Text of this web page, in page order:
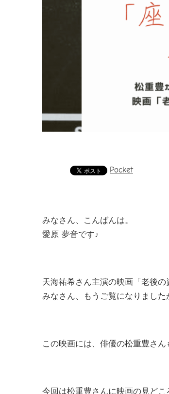
Pocket
みなさん、こんばんは。
愛原 夢音です♪
天海祐希さん主演の映画「老後
みなさん、もうご覧になりました
この映画には、俳優の松重豊さん
今回は松重豊さんに映画の見ど